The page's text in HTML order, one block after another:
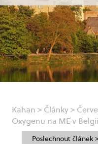
Kahan > Články>
Oxygenu na ME v Belgii
Poslechnout článek